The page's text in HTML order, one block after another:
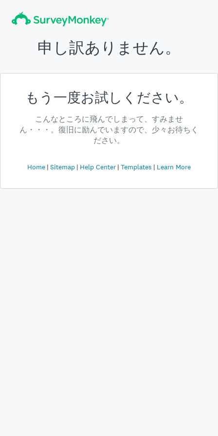
申し訳ありません。
もう一度お試しください。
こんなところに飛んでしまって、すみませ
ん・・・。復旧に励んでいますので、少々お待ちく
ださい。
Home Sitemap Help Center Templates Learn More